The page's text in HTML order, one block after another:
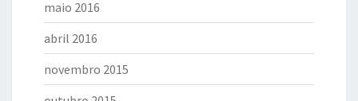
maio 2016
abril 2016
novembro 2015